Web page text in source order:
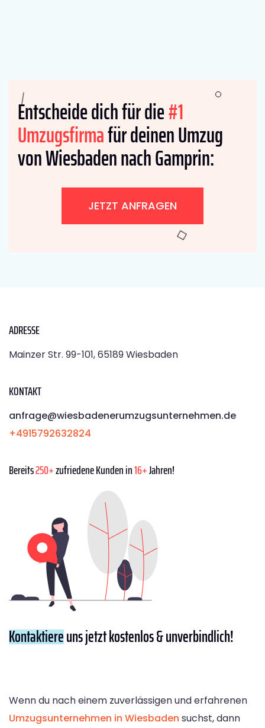
Entscheide dich für die#1
Umzugsfirmafür deinen Umzug
von Wiesbaden nach Gamprin:
JETZT ANFRAGEN
ADRESSE
Mainzer Str. 99-101, 65189 Wiesbaden
KONTAKT
anfrage@wiesbadenerumzugsunternehmen.de
+4915792632824
Bereits250+zufriedene Kunden in16+Jahren!
Kontaktiereuns jetzt kostenlos & unverbindlich!
Wenn du nach einem zuverlässigen und erfahrenen
Umzugsunternehmen in Wiesbaden suchst, dann